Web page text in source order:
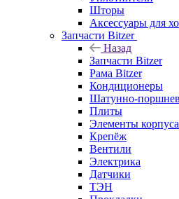
Шторы
Аксессуары для
Запчасти Bitzer
Назад
Запчасти Bitzer
Рама Bitzer
Кондиционеры
Шатунно-
Плиты
Элементы корпуса
Крепёж
Вентили
Электрика
Датчики
ТЭН